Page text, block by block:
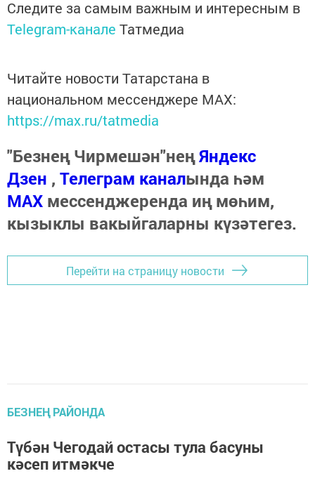
Следите за самым важным и интересным в
Telegram-канале Татмедиа
Читайте новости Татарстана в
национальном мессенджере MАХ:
https://max.ru/tatmedia
"Безнең Чирмешән"неңЯндекс
Дзен , Телеграм каналында һәм
МАХ мессенджеренда иң мөһим,
кызыклы вакыйгаларны күзәтегез.
Перейти на страницу новости
БЕЗНЕҢ РАЙОНДА
Түбән Чегодай остасы тула басуны
кәсеп итмәкче